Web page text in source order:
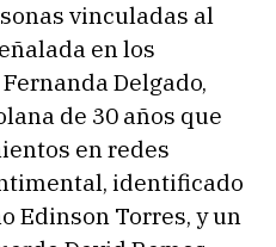
vinculadas al
en los
Delgado,
de 30 años que
en redes
identificado
Edinson Torres, y un